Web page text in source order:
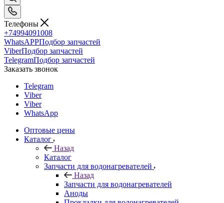
Телефоны
+74994091008
WhatsAPPПодбор запчастей
ViberПодбор запчастей
TelegramПодбор запчастей
Заказать звонок
Telegram
Viber
Viber
WhatsApp
Оптовые цены
Каталог
Назад
Каталог
Запчасти для водонагревателей
Назад
Запчасти для водонагревателей
Аноды